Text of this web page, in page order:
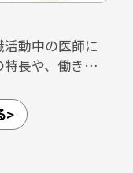
を説明する必
くなりがちで
面談を進める
。
動中の医師に
長や、働きや
・名古屋市守山